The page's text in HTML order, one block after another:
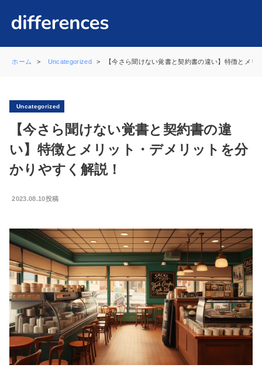
ホーム Uncategorized 【今さら聞けない覚書と契約書の違い】特徴とメ
Uncategorized
【今さら聞けない覚書と契約書の違
い】特徴とメリット・デメリットを分
かりやすく解説！
2023.08.10投稿